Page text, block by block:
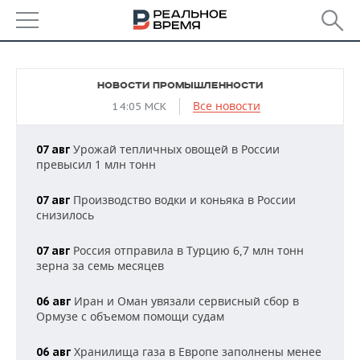
УДМУРТИЯ
НОВОСТИ АНАЛИТИКИ
ДЕКЛАРАЦИИ О ДОХОДАХ
КОМУ ПРИНАДЛЕЖАТ
ТОРГОВЫЕ ЦЕНТРЫ
ЭКОНОМИКА
НОВОСТИ ЭКОНОМИКИ
БЮДЖЕТ
ИНВЕСТИЦИИ
ПРОМЫШЛЕННОСТЬ
ПРОМЫШЛЕННОСТИ
МАШИНОСТРОЕНИЕ
НЕДВИЖИМОСТЬ
НОВОСТИ АВТО
БИЗНЕС
НОВОСТИ БИЗНЕСА
ТЕХНОЛОГИИ
НОВОСТИ ПРОМЫШЛЕННОСТИ
14:05 МСК Все новости
07 авг Урожай тепличных овощей в России
превысил 1 млн тонн
07 авг Производство водки и коньяка в России
снизилось
07 авг Россия отправила в Турцию 6,7 млн тонн
зерна за семь месяцев
06 авг Иран и Оман увязали сервисный сбор в
Ормузе с объемом помощи судам
06 авг Хранилища газа в Европе заполнены менее